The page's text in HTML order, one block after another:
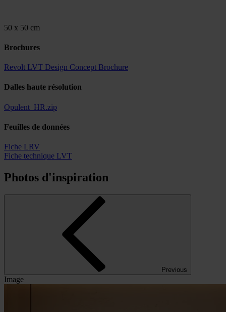
50 x 50 cm
Brochures
Revolt LVT Design Concept Brochure
Dalles haute résolution
Opulent_HR.zip
Feuilles de données
Fiche LRV
Fiche technique LVT
Photos d'inspiration
Previous
Image